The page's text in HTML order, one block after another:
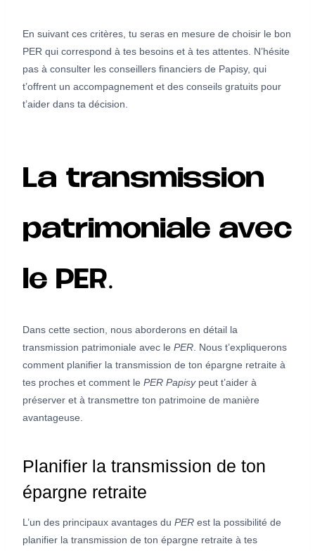
En suivant ces critères, tu seras en mesure de choisir le bon
PER qui correspond à tes besoins et à tes attentes. N’hésite
pas à consulter les conseillers financiers de Papisy, qui
t’offrent un accompagnement et des conseils gratuits pour
t’aider dans ta décision.
La transmission
patrimoniale avec
le PER.
Dans cette section, nous aborderons en détail la
transmission patrimoniale avec le PER . Nous t’expliquerons
comment planifier la transmission de ton épargne retraite à
tes proches et comment le PER Papisypeut t’aider à
préserver et à transmettre ton patrimoine de manière
avantageuse.
Planifier la transmission de ton
épargne retraite
L’un des principaux avantages du PER est la possibilité de
planifier la transmission de ton épargne retraite à tes